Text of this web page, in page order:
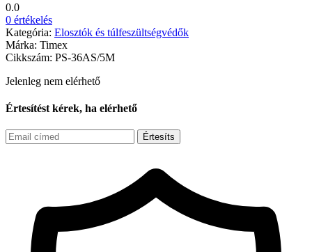
0.0
0 értékelés
Kategória: Elosztók és túlfeszültségvédők
Márka: Timex
Cikkszám: PS-36AS/5M
Jelenleg nem elérhető
Értesítést kérek, ha elérhető
Értesíts